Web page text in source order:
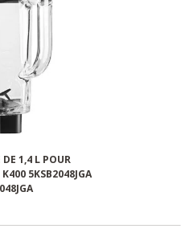
DE 1,4 L POUR
5KSB2048JGA